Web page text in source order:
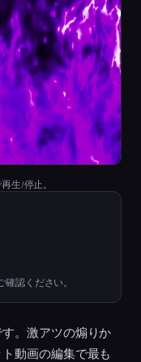
生/停止。
認ください。
。激アツの煽りか
動画の編集で最も